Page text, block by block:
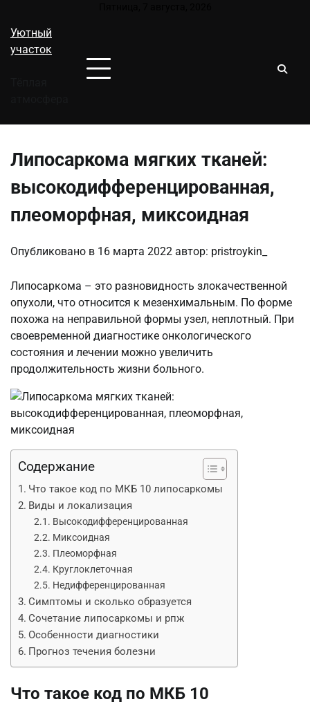
содержимому
Уютный
участок
Липосаркома мягких тканей:
высокодифференцированная,
плеоморфная, миксоидная
Опубликовано в 16 марта 2022 автор: pristroykin_
Липосаркома – это разновидность злокачественной
опухоли, что относится к мезенхимальным. По форме
похожа на неправильной формы узел, неплотный. При
своевременной диагностике онкологического
состояния и лечении можно увеличить
продолжительность жизни больного.
Содержание
Что такое код по МКБ 10 липосаркомы
Виды и локализация
Высокодифференцированная
Миксоидная
Плеоморфная
Круглоклеточная
Недифференцированная
Симптомы и сколько образуется
Сочетание липосаркомы и рпж
Особенности диагностики
Прогноз течения болезни
Что такое код по МКБ 10